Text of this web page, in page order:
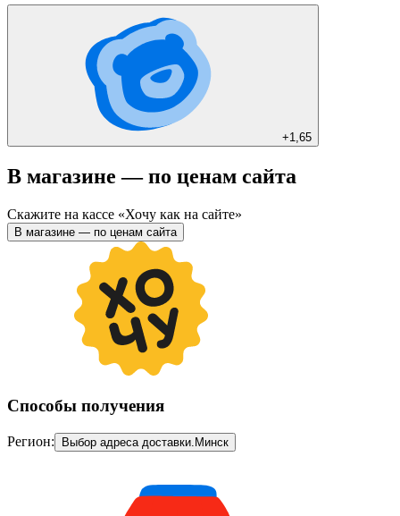
+1,65
В магазине — по ценам сайта
Скажите на кассе «Хочу как на сайте»
В магазине — по ценам сайта
Способы получения
Регион: Выбор адреса доставки. Минск